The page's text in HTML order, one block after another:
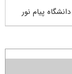
پیام نور